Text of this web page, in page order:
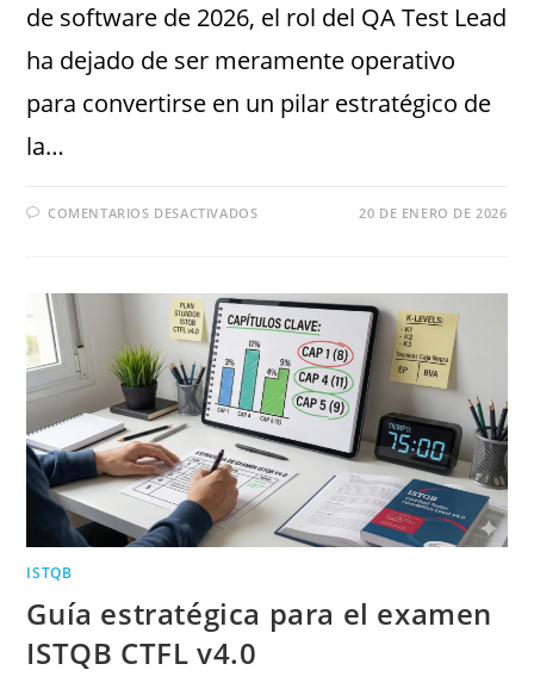
de software de 2026, el rol del QA Test Lead
ha dejado de ser meramente operativo
para convertirse en un pilar estratégico de
la…
COMENTARIOS DESACTIVADOS 20 DE ENERO DE 2026
ISTQB
Guía estratégica para el examen
ISTQB CTFL v4.0